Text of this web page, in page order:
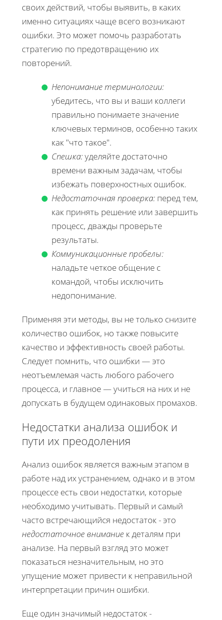
своих действий, чтобы выявить, в каких
именно ситуациях чаще всего возникают
ошибки. Это может помочь разработать
стратегию по предотвращению их
повторений.
Непонимание терминологии:
убедитесь, что вы и ваши коллеги
правильно понимаете значение
ключевых терминов, особенно таких
как "что такое".
Спешка:уделяйте достаточно
времени важным задачам, чтобы
избежать поверхностных ошибок.
Недостаточная проверка: перед тем,
как принять решение или завершить
процесс, дважды проверьте
результаты.
Коммуникационные пробелы:
наладьте четкое общение с
командой, чтобы исключить
недопонимание.
Применяя эти методы, вы не только снизите
количество ошибок, но также повысите
качество и эффективность своей работы.
Следует помнить, что ошибки — это
неотъемлемая часть любого рабочего
процесса, и главное — учиться на них и не
допускать в будущем одинаковых промахов.
Недостатки анализа ошибок и
пути их преодоления
Анализ ошибок является важным этапом в
работе над их устранением, однако и в этом
процессе есть свои недостатки, которые
необходимо учитывать. Первый и самый
часто встречающийся недостаток - это
недостаточное внимание к деталям при
анализе. На первый взгляд это может
показаться незначительным, но это
упущение может привести к неправильной
интерпретации причин ошибки.
Еще один значимый недостаток -